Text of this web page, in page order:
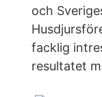
och
facklig
resultatet